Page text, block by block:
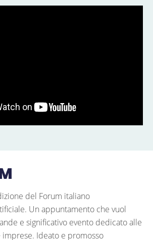
del Forum italiano
Un appuntamento che vuol
e significativo evento dedicato alle
Ideato e promosso